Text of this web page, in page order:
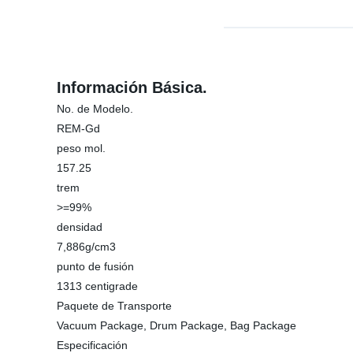
Información Básica.
No. de Modelo.
REM-Gd
peso mol.
157.25
trem
>=99%
densidad
7,886g/cm3
punto de fusión
1313 centigrade
Paquete de Transporte
Vacuum Package, Drum Package, Bag Package
Especificación